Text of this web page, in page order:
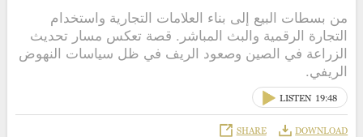
من بسطات البيع إلى بناء العلامات التجارية واستخدام
التجارة الرقمية والبث المباشر. قصة تعكس مسار تحديث
الزراعة في الصين وصعود الريف في ظل سياسات النهوض
الريفي.
LISTEN 19:48
DOWNLOAD
SHARE